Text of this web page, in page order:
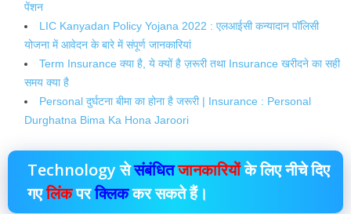
पेंशन
LIC Kanyadan Policy Yojana 2022 : एलआईसी कन्यादान पॉलिसी
योजना में आवेदन के बारे में संपूर्ण जानकारियां
Term Insurance क्या है, ये क्यों है ज़रूरी तथा Insurance खरीदने का सही
समय क्या है
Personal दुर्घटना बीमा का होना है जरूरी | Insurance : Personal
Durghatna Bima Ka Hona Jaroori
Technology सेसंबंधितजानकारियोंके लिए नीचे दिए
गएलिंकपरक्लिककर सकते हैं।